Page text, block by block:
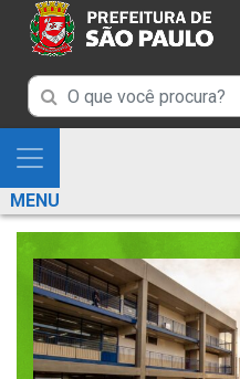
novo
sítio)
um
novo
Campo
de
Busca
de
informações
Campo
de
de
informações
Mostra
e
Esconde
Menu
MENU